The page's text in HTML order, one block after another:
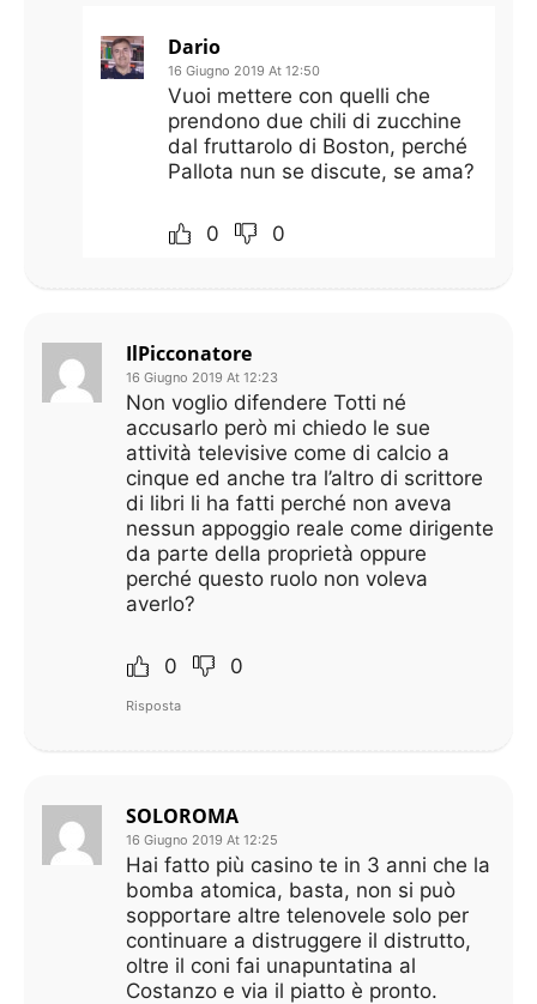
Dario
16 Giugno 2019 At 12:50
Vuoi mettere con quelli che
prendono due chili di zucchine
dal fruttarolo di Boston, perché
Pallota nun se discute, se ama?
0 0
IlPicconatore
16 Giugno 2019 At 12:23
Non voglio difendere Totti né
accusarlo però mi chiedo le sue
attività televisive come di calcio a
cinque ed anche tra l’altro di scrittore
di libri li ha fatti perché non aveva
nessun appoggio reale come dirigente
da parte della proprietà oppure
perché questo ruolo non voleva
averlo?
0 0
Risposta
SOLOROMA
16 Giugno 2019 At 12:25
Hai fatto più casino te in 3 anni che la
bomba atomica, basta, non si può
sopportare altre telenovele solo per
continuare a distruggere il distrutto,
oltre il coni fai unapuntatina al
Costanzo e via il piatto è pronto.